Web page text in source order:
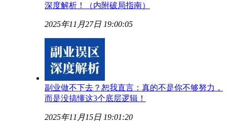
深度解析！（内附破局指南）
2025年11月27日 19:00:05
副业做不下去？恕我直言：真的不是你不够努力，
而是没搞懂这3个底层逻辑！
2025年11月15日 19:01:20